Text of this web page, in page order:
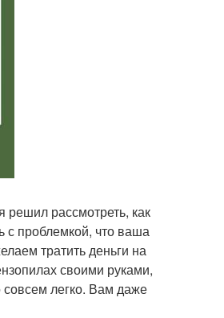
решил рассмотреть, как
с проблемкой, что ваша
тратить деньги на
своими руками,
совсем легко. Вам даже